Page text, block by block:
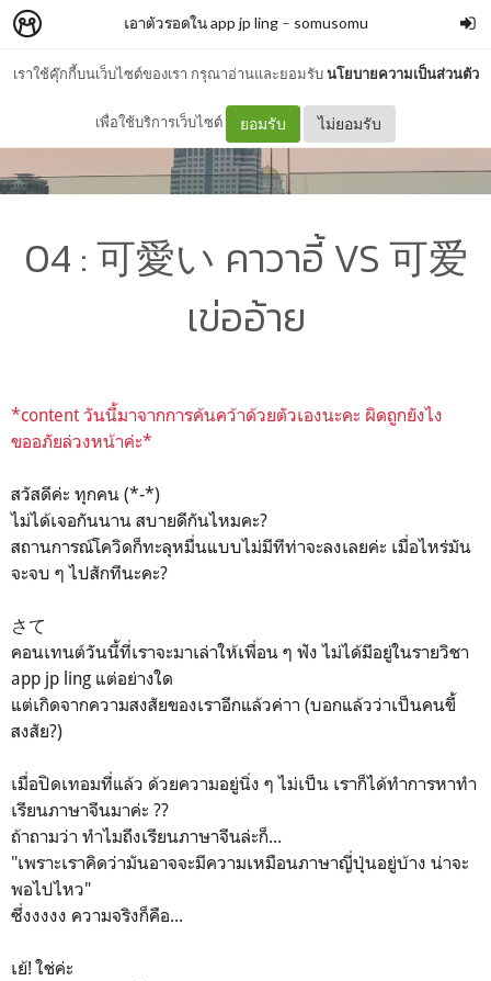
เราใช้คุ๊กกี้บนเว็บไซต์ของเรา กรุณาอ่านและยอมรับนโยบายความเป็นส่วนตัว
เพื่อใช้บริการเว็บไซต์ ยอมรับ ไม่ยอมรับ
เอาตัวรอดใน app jp ling– somusomu
04 : 可愛い คาวาอี้ VS 可爱
เข่ออ้าย
*content วันนี้มาจากการค้นคว้าด้วยตัวเองนะคะ ผิดถูกยังไง
ขออภัยล่วงหน้าค่ะ*
สวัสดีค่ะ ทุกคน (*-*)
ไม่ได้เจอกันนาน สบายดีกันไหมคะ?
สถานการณ์โควิดก็ทะลุหมื่นแบบไม่มีทีท่าจะลงเลยค่ะ เมื่อไหร่มัน
จะจบ ๆ ไปสักทีนะคะ?
さて
คอนเทนต์วันนี้ที่เราจะมาเล่าให้เพื่อน ๆ ฟัง ไม่ได้มีอยู่ในรายวิชา
app jp ling แต่อย่างใด
แต่เกิดจากความสงสัยของเราอีกแล้วค่าา (บอกแล้วว่าเป็นคนขี้
สงสัย?)
เมื่อปิดเทอมที่แล้ว ด้วยความอยู่นิ่ง ๆ ไม่เป็น เราก็ได้ทำการหาทำ
เรียนภาษาจีนมาค่ะ ??
ถ้าถามว่า ทำไมถึงเรียนภาษาจีนล่ะก็...
"เพราะเราคิดว่ามันอาจจะมีความเหมือนภาษาญี่ปุ่นอยู่บ้าง น่าจะ
พอไปไหว"
ซึ่งงงงง ความจริงก็คือ...
เย้! ใช่ค่ะ